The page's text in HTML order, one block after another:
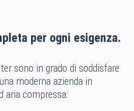
per ogni esigenza.
sono in grado di soddisfare
moderna azienda in
aria compressa: